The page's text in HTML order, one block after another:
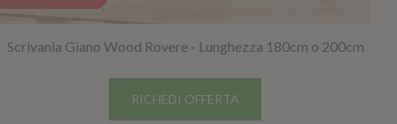
Scrivania Giano Wood Rovere - Lunghezza 180cm o 200cm
RICHEDI OFFERTA